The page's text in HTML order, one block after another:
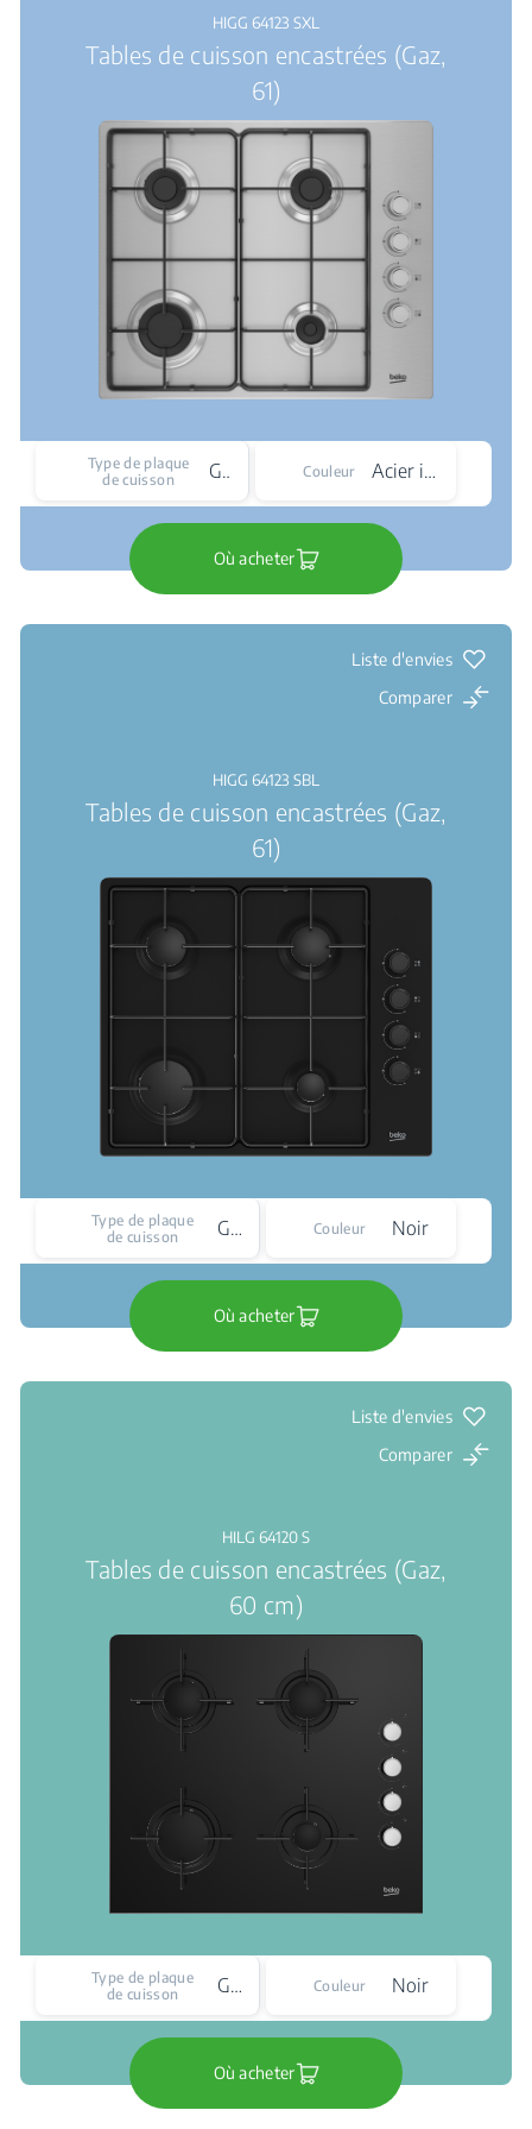
HIGG 64123 SXL
Tables de cuisson encastrées (Gaz,
61)
Type de plaque
de cuisson
Gaz Couleur Acier inoxydable
Où acheter
Liste d'envies
Comparer
HIGG 64123 SBL
Tables de cuisson encastrées (Gaz,
61)
Type de plaque
de cuisson
Gaz Couleur Noir
Où acheter
Liste d'envies
Comparer
HILG 64120 S
Tables de cuisson encastrées (Gaz,
60 cm)
Type de plaque
de cuisson
Gaz Couleur Noir
Où acheter